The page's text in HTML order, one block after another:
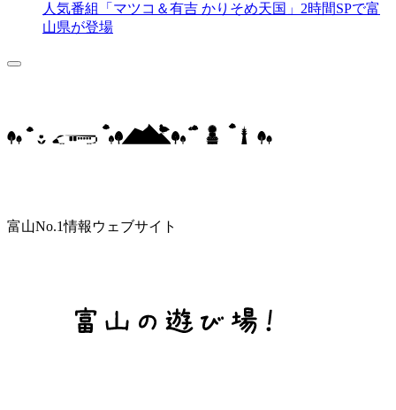
人気番組「マツコ＆有吉 かりそめ天国」2時間SPで富
山県が登場
富山No.1情報ウェブサイト